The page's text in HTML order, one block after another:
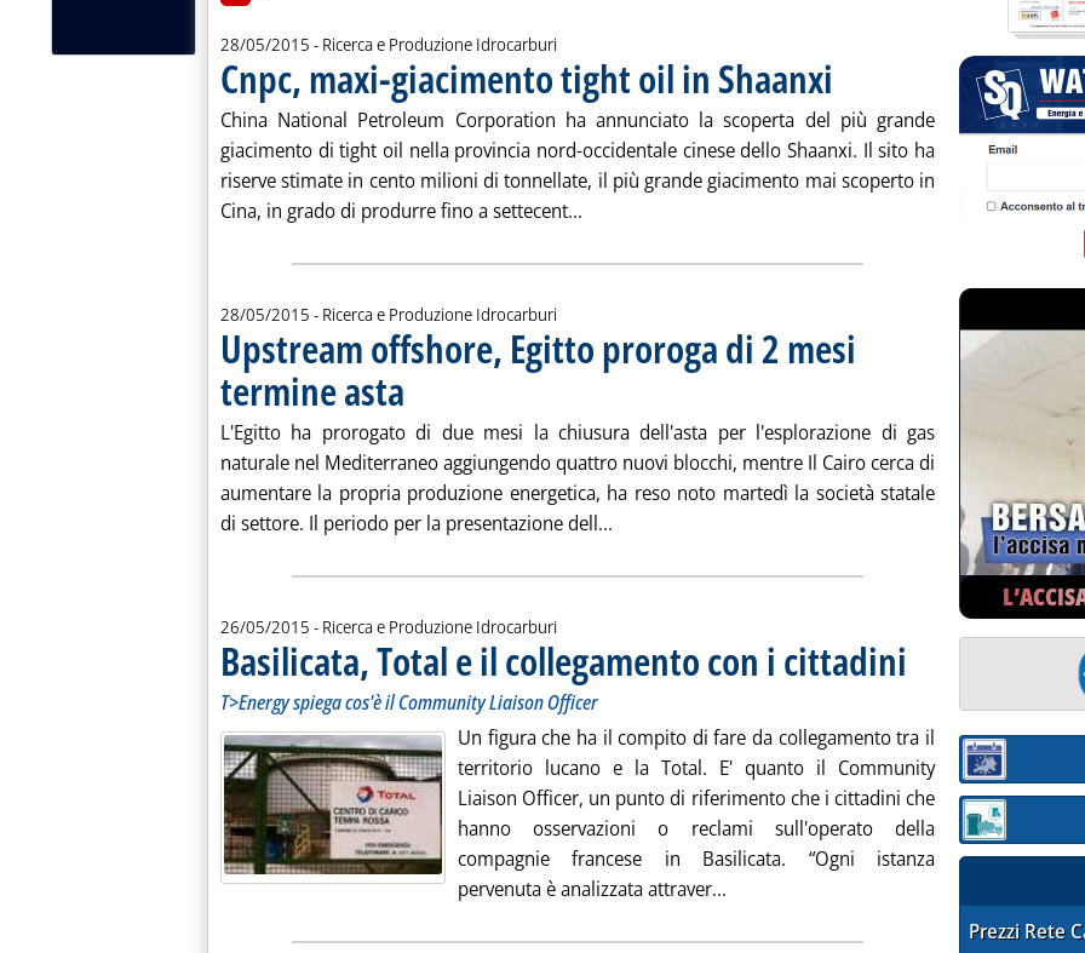
28/05/2015 - Ricerca e Produzione Idrocarburi
Cnpc, maxi-giacimento tight oil in Shaanxi . Pubblicata giovedì 28 maggio 2015 alle
China National Petroleum Corporation ha annunciato la scoperta del più grande
giacimento di tight oil nella provincia nord-occidentale cinese dello Shaanxi. Il sito ha
riserve stimate in cento milioni di tonnellate, il più grande giacimento mai scoperto in
Cina, in grado di produrre fino a settecent... Leggi tutta la notizia: 'Cnpc, maxi-giacimento tight oil in
28/05/2015 - Ricerca e Produzione Idrocarburi
Upstream offshore, Egitto proroga di 2 mesi
termine asta . Pubblicata giovedì 28 maggio 2015 alle 15.7.
L'Egitto ha prorogato di due mesi la chiusura dell'asta per l'esplorazione di gas
naturale nel Mediterraneo aggiungendo quattro nuovi blocchi, mentre Il Cairo cerca di
aumentare la propria produzione energetica, ha reso noto martedì la società statale
di settore. Il periodo per la presentazione dell... Leggi tutta la notizia: 'Upstream offshore, Egitto
26/05/2015 - Ricerca e Produzione Idrocarburi
Basilicata, Total e il collegamento con i cittadini . Sottotitolo: T>Energy spiega
. Pubblicata martedì 26
T>Energy spiega cos'è il Community Liaison Officer
Un figura che ha il compito di fare da collegamento tra il
territorio lucano e la Total. E' quanto il Community
Liaison Officer, un punto di riferimento che i cittadini che
hanno osservazioni o reclami sull'operato della
compagnie francese in Basilicata. “Ogni istanza
pervenuta è analizzata attraver... Leggi tutta la notizia: 'Basilicata, Total e
Sezione:
Sezione:
Prezzi Rete